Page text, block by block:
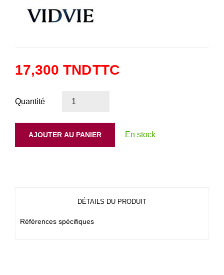
17,300 TNDTTC
Quantité
AJOUTER AU PANIER En stock
DÉTAILS DU PRODUIT
Références spécifiques